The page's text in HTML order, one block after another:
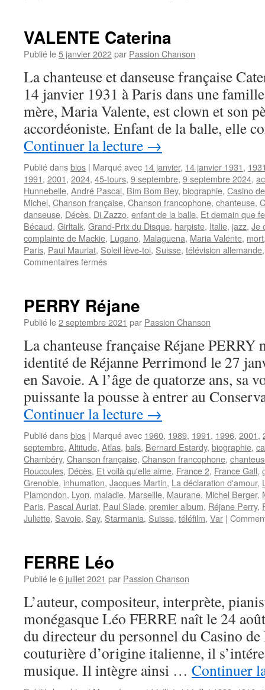
VALENTE Caterina
Publié le5 janvier 2022par Passion Chanson
La chanteuse et danseuse française
14 janvier 1931 à Paris dans une
mère, Maria Valente, est clown et son
accordéoniste. Enfant de la balle, elle
Continuer la lecture →
Publié dansbios | Marqué avec 14 janvier, 14 janvier 1931,
1991, 2001, 2024, 45-tours, 9 septembre, 9 septembre 2024,
Hunnebelle, André Pascal, Bim Bom Bey, biographie, Casino
Michel, Chanson française, Chanson francophone, chanteuse,
danseuse, Décès, Di Zazzo, enfant de la balle, Et demain que
Bécaud, Girltalk, Grand-Prix du Disque, harpiste, Italie, jazz, Je
complainte de Mackie, Lugano, Malaguena, Maria Valente, mort
Paris, Paul Mauriat, Soleil lève-toi, Suisse, télévision allemande
Commentaires ferméssur
PERRY Réjane
Publié le2 septembre 2021 par Passion Chanson
La chanteuse française Réjane PERRY
identité de Réjanne Perrimond le 27
en Savoie. A l’âge de quatorze ans, sa
puissante la pousse à entrer au
Continuer la lecture →
Publié dansbios | Marqué avec 1960, 1989, 1991, 1996, 2001,
septembre, Altitude, Atlas, bals, Bernard Estardy, biographie,
Chambéry, Chanson française, Chanson francophone,
Roucoules, Décès, Et voilà qu'elle aime, France 2, France Gall,
Grenoble, inhumation, Jacques Martin, La déclaration d'amour,
Plamondon, Lyon, maladie, Marseille, Maurane, Michel Berger,
Paris, Pascal Auriat, Paul Slade, premier album, Réjane Perry,
Juliette, Savoie, Say, Starmania, Suisse, téléfilm, Var |
FERRE Léo
Publié le6 juillet 2021 par Passion Chanson
L’auteur, compositeur, interprète,
monégasque Léo FERRE naît le 24
du directeur du personnel du Casino
couturière d’origine italienne, il
musique. Il intègre ainsi … Continuer